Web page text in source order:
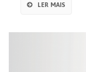
LER MAIS